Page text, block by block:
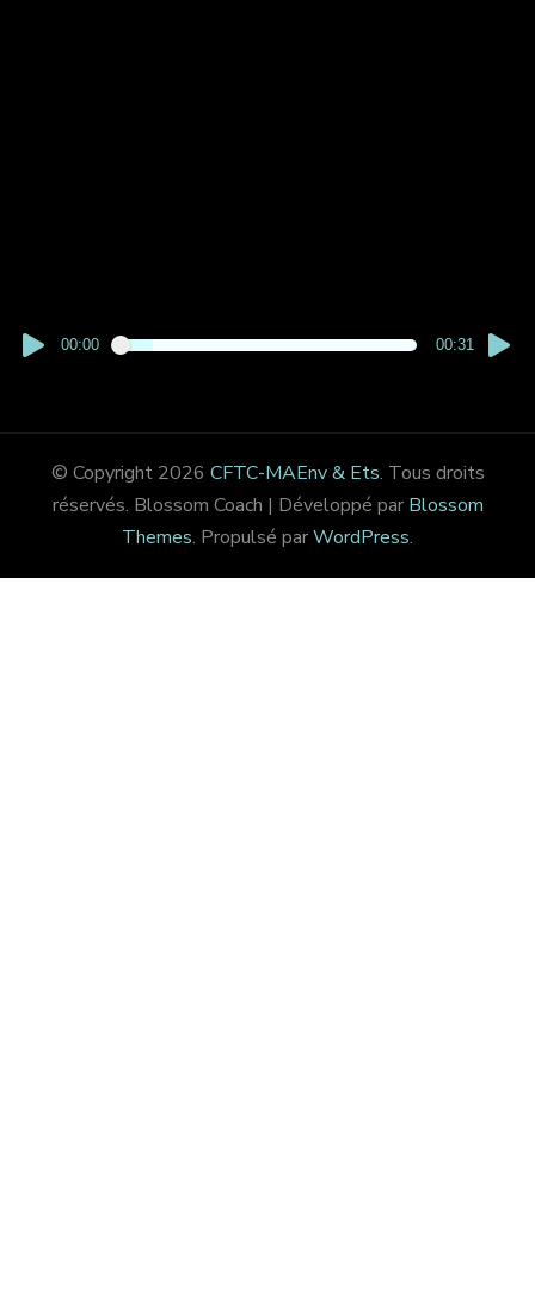
00:00 00:31
© Copyright 2026 CFTC-MAEnv & Ets. Tous droits
réservés. Blossom Coach | Développé par Blossom
Themes. Propulsé parWordPress.